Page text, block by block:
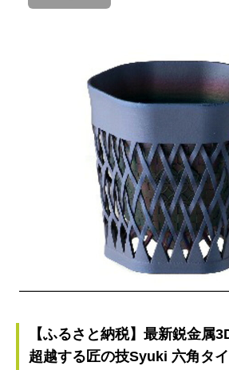
【ふるさと納税】最新鋭金属
超越する匠の技Syuki 六角タ